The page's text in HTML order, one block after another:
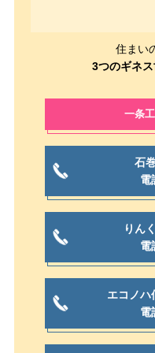
住まい
3つのギネ
一条
石
電
りん
電
エコノハ
電